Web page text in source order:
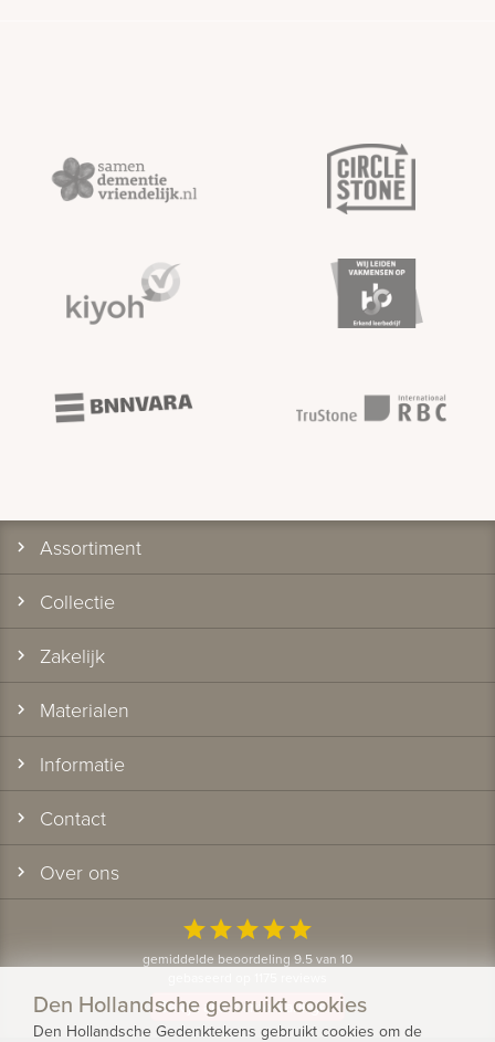
Assortiment
Collectie
Zakelijk
Materialen
Informatie
Contact
Over ons
starstarstarstarstar
gemiddelde beoordeling 9.5 van 10
Bekijk alle klantervaringen
Den Hollandsche gebruikt cookies
Den Hollandsche Gedenktekens gebruikt cookies om de